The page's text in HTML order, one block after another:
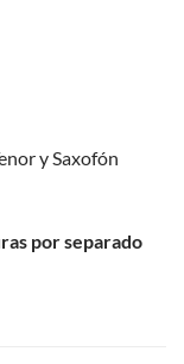
y Saxofón
por separado